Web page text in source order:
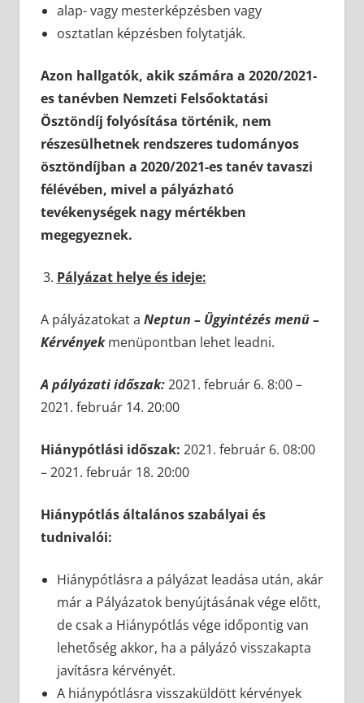
alap- vagy mesterképzésben vagy
osztatlan képzésben folytatják.
Azon hallgatók, akik számára a 2020/2021-
es tanévben Nemzeti Felsőoktatási
Ösztöndíj folyósítása történik, nem
részesülhetnek rendszeres tudományos
ösztöndíjban a 2020/2021-es tanév tavaszi
félévében, mivel a pályázható
tevékenységek nagy mértékben
megegyeznek.
Pályázat helye és ideje:
A pályázatokat a Neptun – Ügyintézés menü –
Kérvényekmenüpontban lehet leadni.
A pályázati időszak:2021. február 6. 8:00 –
2021. február 14. 20:00
Hiánypótlási időszak: 2021. február 6. 08:00
– 2021. február 18. 20:00
Hiánypótlás általános szabályai és
tudnivalói:
Hiánypótlásra a pályázat leadása után, akár
már a Pályázatok benyújtásának vége előtt,
de csak a Hiánypótlás vége időpontig van
lehetőség akkor, ha a pályázó visszakapta
javításra kérvényét.
A hiánypótlásra visszaküldött kérvények